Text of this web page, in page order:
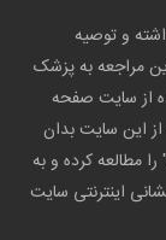
و توصیه
مراجعه به پزشک
از سایت صفحه
از این سایت بدان
مطالعه کرده و به
اینترنتی سایت